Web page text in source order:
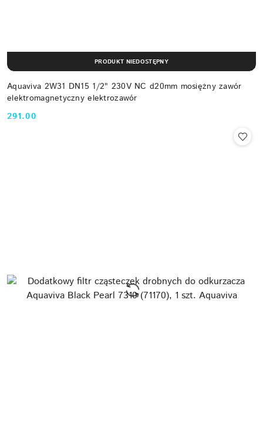
Aquaviva 2W31 DN15 1/2" 230V NC d20mm mosiężny zawór
elektromagnetyczny elektrozawór
Cena:
291.00
PRODUKT NIEDOSTĘPNY